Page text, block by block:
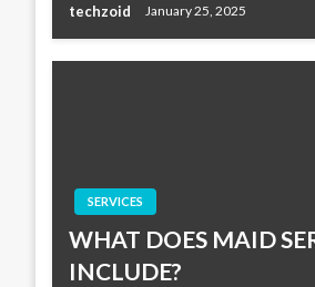
techzoid January 25, 2025
SERVICES
WHAT DOES MAID
INCLUDE?